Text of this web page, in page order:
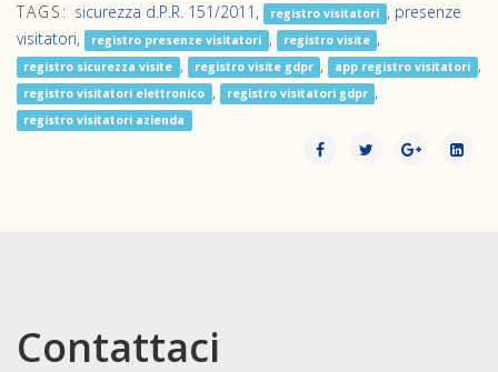
TAGS: sicurezza d.P.R. 151/2011 , registro visitatori , presenze
visitatori, registro presenze visitatori , registro visite ,
registro sicurezza visite , registro visite gdpr , app registro visitatori ,
registro visitatori elettronico , registro visitatori gdpr ,
registro visitatori azienda
Contattaci